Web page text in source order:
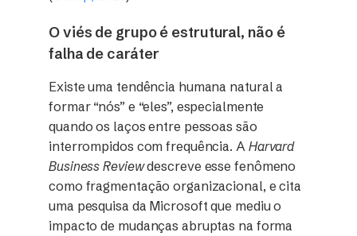
O viés de grupo é estrutural, não é
falha de caráter
Existe uma tendência humana natural a
formar “nós” e “eles”, especialmente
quando os laços entre pessoas são
interrompidos com frequência. A Harvard
Business Reviewdescreve esse fenômeno
como fragmentação organizacional, e cita
uma pesquisa da Microsoft que mediu o
impacto de mudanças abruptas na forma